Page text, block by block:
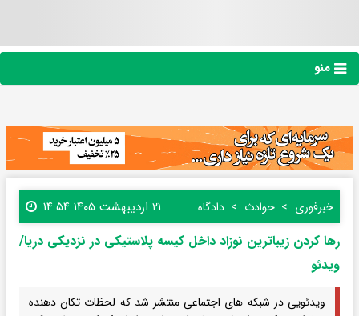
منو
خبرفوری حوادث دادگاه ۲۱ اردیبهشت ۱۴۰۵ ۱۴:۵۴
رها کردن زیباترین نوزاد داخل کیسه پلاستیکی در نزدیکی دریا/
ویدئو
ویدئویی در شبکه های اجتماعی منتشر شد که لحظات تکان دهنده